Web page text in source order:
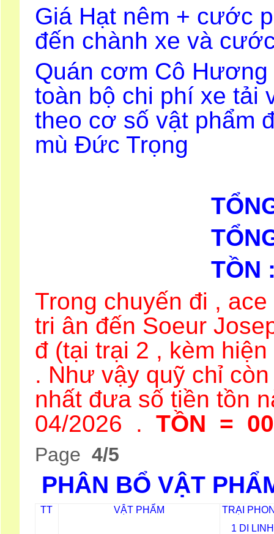
Giá Hạt nêm + cước
đến chành xe và
Quán cơm Cô
toàn bộ chi phí xe tải
theo cơ số vật phẩm
mù Đức Trọng
Trong chuyến đi ,
tri ân đến Soeur
đ (tại trại 2 , kèm
. Như vậy quỹ chỉ
nhất đưa số tiền tồn
04/2026 . TỒN =
Page 4/5
PHÂN BỔ VẬT
TT VẬT PHẨM
TRẠI
1 DI LINH